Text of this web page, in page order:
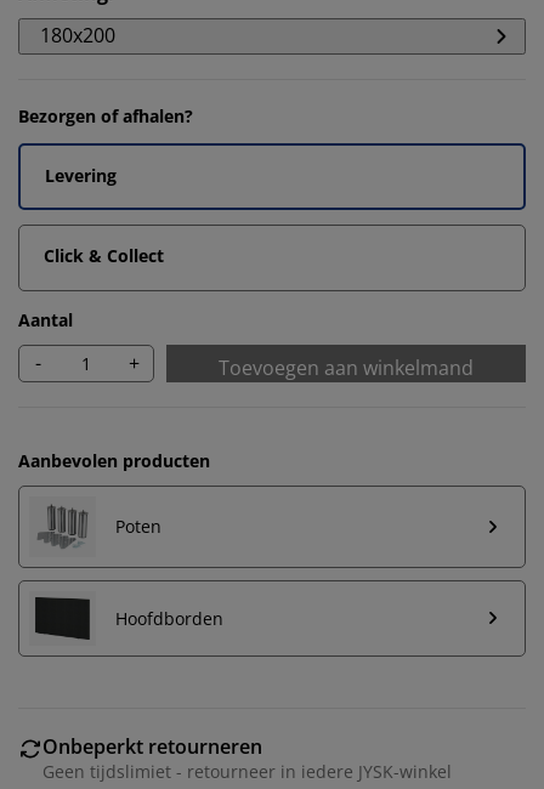
180x200
Bezorgen of afhalen?
Levering
Click & Collect
Aantal
- + Toevoegen aan winkelmand
Aanbevolen producten
Poten
Hoofdborden
Onbeperkt retourneren
Geen tijdslimiet - retourneer in iedere JYSK-winkel